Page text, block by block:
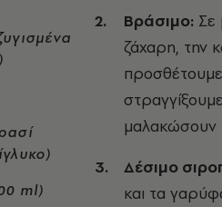
ml)
Βράσιμο: Σε
ζάχαρη, την
μαλακώσουν
Δέσιμο
και τα